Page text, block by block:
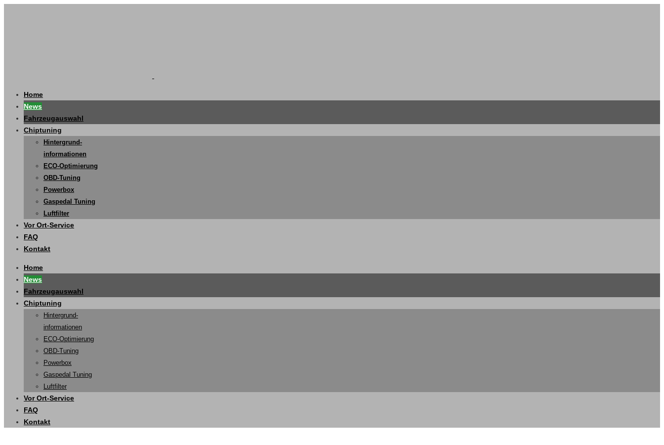
Home
News
Fahrzeugauswahl
Chiptuning
Hintergrund-
informationen
ECO-Optimierung
OBD-Tuning
Powerbox
Gaspedal Tuning
Luftfilter
Vor Ort-Service
FAQ
Kontakt
Home
News
Fahrzeugauswahl
Chiptuning
Hintergrund-
informationen
ECO-Optimierung
OBD-Tuning
Powerbox
Gaspedal Tuning
Luftfilter
Vor Ort-Service
FAQ
Kontakt